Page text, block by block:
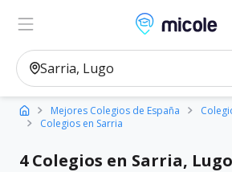
Micole,
Ver en el mapa
Mejores Colegios de España
Colegios en Sarria
4 Colegios en Sarria, Lugo